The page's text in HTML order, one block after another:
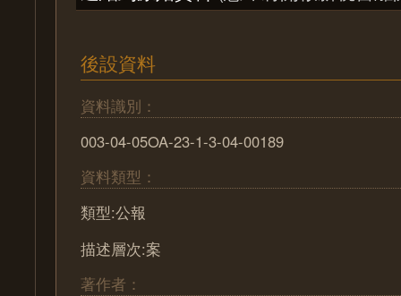
後設資料
資料識別：
003-04-05OA-23-1-3-04-00189
資料類型：
類型:公報
描述層次:案
著作者：